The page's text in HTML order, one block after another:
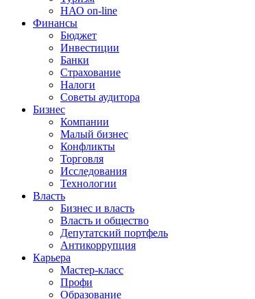
НАО on-line
Финансы
Бюджет
Инвестиции
Банки
Страхование
Налоги
Советы аудитора
Бизнес
Компании
Малый бизнес
Конфликты
Торговля
Исследования
Технологии
Власть
Бизнес и власть
Власть и общество
Депутатский портфель
Антикоррупция
Карьера
Мастер-класс
Профи
Образование